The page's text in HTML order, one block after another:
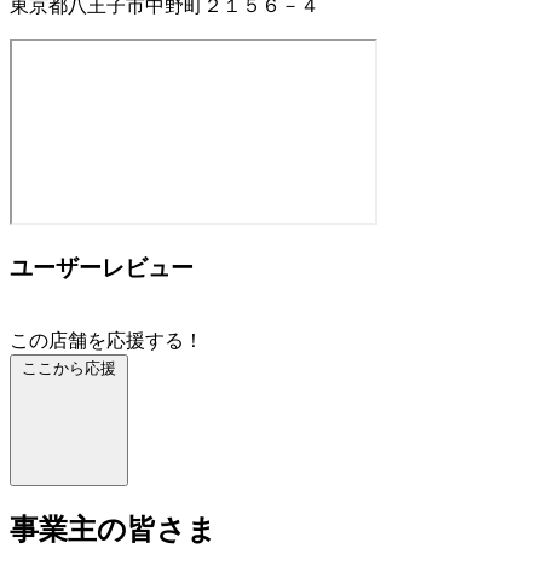
東京都八王子市中野町２１５６－４
ユーザーレビュー
この店舗を応援する！
ここから応援
事業主の皆さま